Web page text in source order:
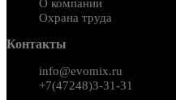
О компании
Охрана труда
Контакты
info@evomix.ru
+7(47248)3-31-31